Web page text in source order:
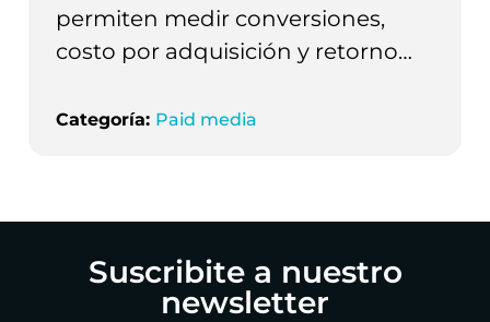
permiten medir conversiones,
costo por adquisición y retorno
estas métricas no responden por
ocurrieron realmente gracias a la
Categoría: Paid media
Suscribite a nuestro
newsletter